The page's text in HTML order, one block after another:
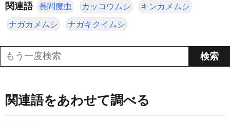
関連語 長閻魔虫 カッコウムシ キンカメムシ
ナガカメムシ ナガキクイムシ
関連語をあわせて調べる